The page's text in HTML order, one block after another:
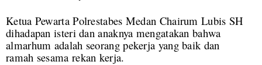
Ketua Pewarta Polrestabes Medan Chairum Lubis SH
dihadapan isteri dan anaknya mengatakan bahwa
almarhum adalah seorang pekerja yang baik dan
ramah sesama rekan kerja.